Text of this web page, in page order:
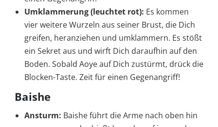
Umklammerung (leuchtet rot): Es kommen
vier weitere Wurzeln aus seiner Brust, die Dich
greifen, heranziehen und umklammern. Es stößt
ein Sekret aus und wirft Dich daraufhin auf den
Boden. Sobald Aoye auf Dich zustürmt, drück die
Blocken-Taste. Zeit für einen Gegenangriff!
Baishe
Ansturm: Baishe führt die Arme nach oben hin